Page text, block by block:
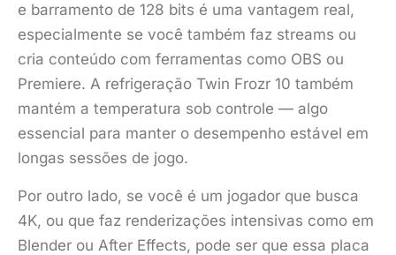
e barramento de 128 bits é uma vantagem real,
especialmente se você também faz streams ou
cria conteúdo com ferramentas como OBS ou
Premiere. A refrigeração Twin Frozr 10 também
mantém a temperatura sob controle — algo
essencial para manter o desempenho estável em
longas sessões de jogo.
Por outro lado, se você é um jogador que busca
4K, ou que faz renderizações intensivas como em
Blender ou After Effects, pode ser que essa placa